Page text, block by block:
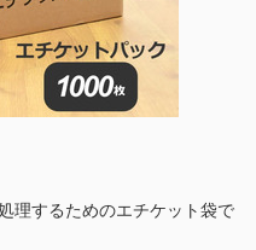
理するためのエチケット袋で